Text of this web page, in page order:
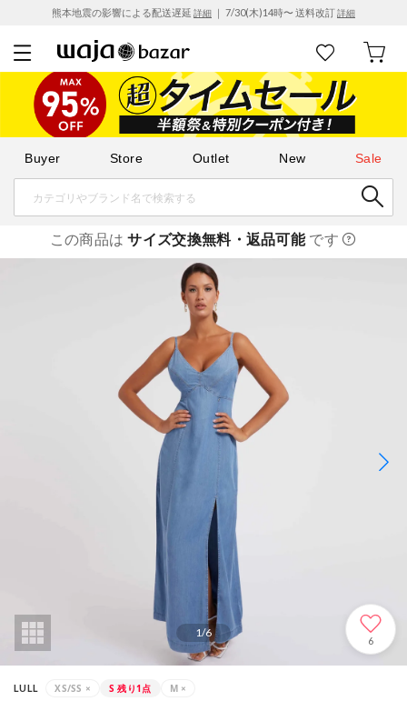
熊本地震の影響による配送遅延 詳細 ｜ 7/30(木)14時〜 送料改訂詳細
Buyer Store Outlet New Sale
この商品はサイズ交換無料・返品可能です
1/6
6
LULL XS/SS × S 残り1点 M ×